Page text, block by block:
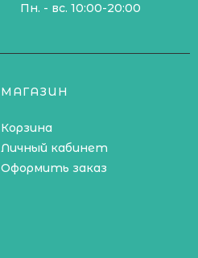
Пн. - вс. 10:00-20:00
МАГАЗИН
Корзина
Личный кабинет
Оформить заказ